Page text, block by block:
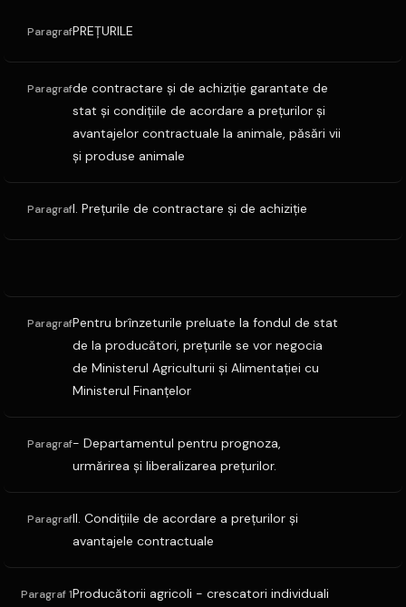
ParagrafPREŢURILE
Paragrafde contractare şi de achiziţie garantate de
stat şi condiţiile de acordare a preţurilor şi
avantajelor contractuale la animale, păsări vii
şi produse animale
ParagrafI. Preţurile de contractare şi de achiziţie
ParagrafPentru brînzeturile preluate la fondul de stat
de la producători, preţurile se vor negocia
de Ministerul Agriculturii şi Alimentaţiei cu
Ministerul Finanţelor
Paragraf- Departamentul pentru prognoza,
urmărirea şi liberalizarea preţurilor.
ParagrafII. Condiţiile de acordare a preţurilor şi
avantajele contractuale
Paragraf 1Producătorii agricoli - crescatori individuali